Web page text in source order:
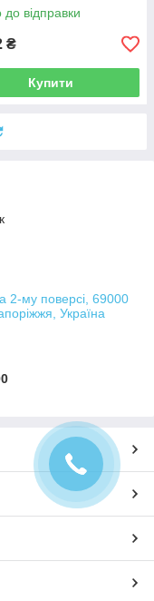
до відправки
₴
Купити
2-му поверсі, 69000
Україна